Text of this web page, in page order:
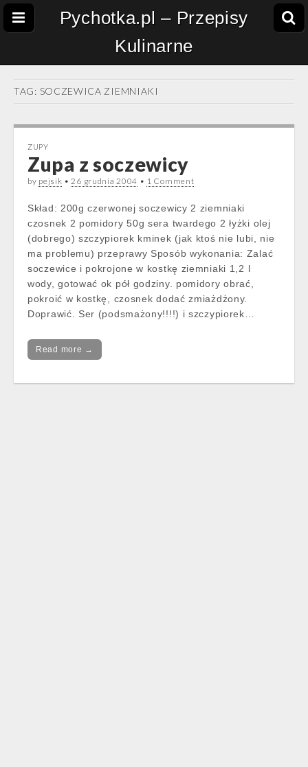
Pychotka.pl – Przepisy
Kulinarne
TAG: SOCZEWICA ZIEMNIAKI
ZUPY
Zupa z soczewicy
by pejsik •26 grudnia 2004 • 1 Comment
Skład: 200g czerwonej soczewicy 2 ziemniaki
czosnek 2 pomidory 50g sera twardego 2 łyżki olej
(dobrego) szczypiorek kminek (jak ktoś nie lubi, nie
ma problemu) przeprawy Sposób wykonania: Zalać
soczewice i pokrojone w kostkę ziemniaki 1,2 l
wody, gotować ok pół godziny. pomidory obrać,
pokroić w kostkę, czosnek dodać zmiażdżony.
Doprawić. Ser (podsmażony!!!!) i szczypiorek…
Read more →